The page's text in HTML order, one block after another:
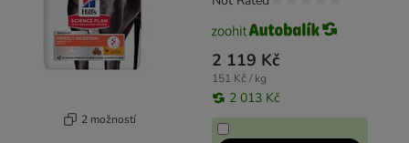
2 možností
2 119 Kč
151 Kč / kg
2 013 Kč